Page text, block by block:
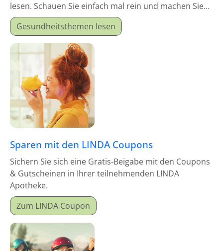
lesen. Schauen Sie einfach mal rein und machen Sie
sich schlau!
Gesundheitsthemen lesen
Sparen mit den LINDA Coupons
Sichern Sie sich eine Gratis-Beigabe mit den Coupons
& Gutscheinen in Ihrer teilnehmenden LINDA
Apotheke.
Zum LINDA Coupon